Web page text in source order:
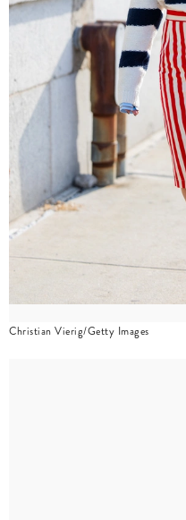
Christian Vierig/Getty Images